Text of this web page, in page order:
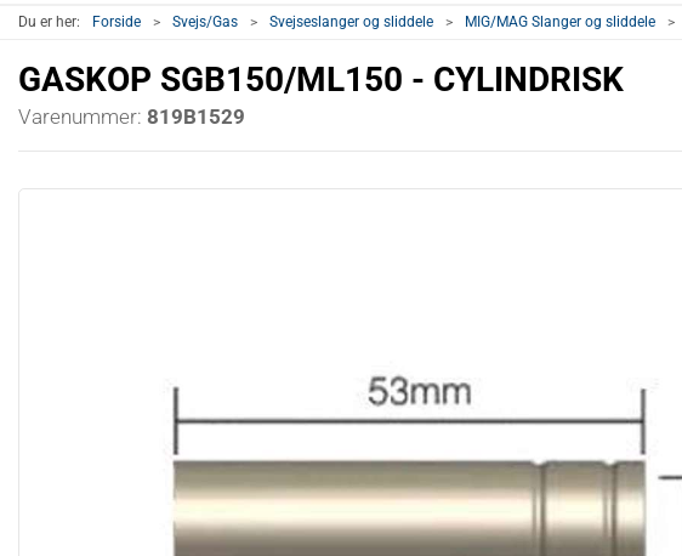
Du er her: Forside Svejs/Gas Svejseslanger og sliddele MIG/MAG Slanger og sliddele
GASKOP SGB150/ML150 - CYLINDRISK
Varenummer: 819B1529